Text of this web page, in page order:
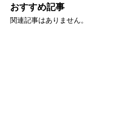
おすすめ記事
関連記事はありません。